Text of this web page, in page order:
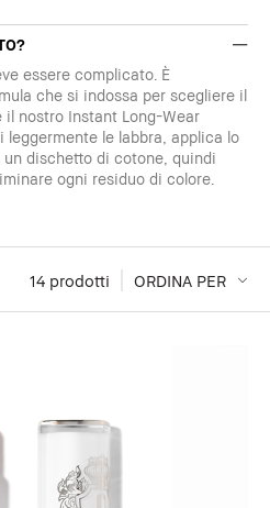
essere complicato. È
che si indossa per scegliere il
nostro Instant Long-Wear
leggermente le labbra, applica lo
dischetto di cotone, quindi
ogni residuo di colore.
ORDINA PER
14 prodotti